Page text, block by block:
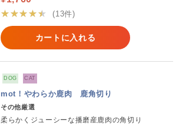
★★★★★
(13件)
カートに入れる
DOG CAT
mot！やわらか鹿肉 鹿角切り
その他厳選
柔らかくジューシーな播磨産鹿肉の角切り